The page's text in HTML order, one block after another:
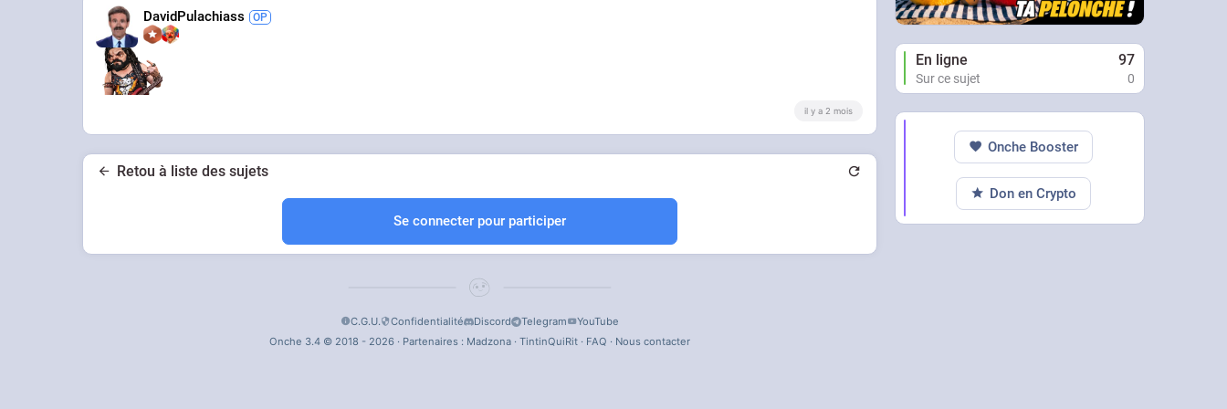
DavidPulachiass
il y a 2 mois
Retou à liste des sujets
Se connecter pour participer
C.G.U. Confidentialité Discord Telegram
YouTube
Onche 3.4 © 2018 - 2026 · Partenaires : Madzona ·TintinQuiRit · FAQ · Nous contacter
En ligne 97
Sur ce sujet 0
Onche Booster
Don en Crypto